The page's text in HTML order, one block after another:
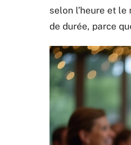
selon l’heure et
de durée, parce